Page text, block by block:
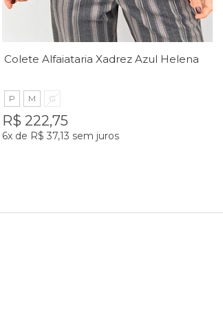
P M G
R$ 222,75
6x de R$ 37,13 sem juros